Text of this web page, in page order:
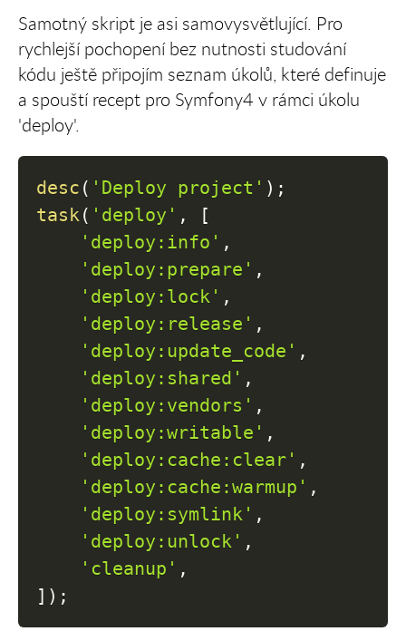
Samotný skript je asi samovysvětlující. Pro
rychlejší pochopení bez nutnosti studování
kódu ještě připojím seznam úkolů, které definuje
a spouští recept pro Symfony4 v rámci úkolu
'deploy'.
desc ( 'Deploy project' ) ;
task( 'deploy' ,
[
'deploy:info' ,
'deploy:prepare' ,
'deploy:lock' ,
'deploy:release' ,
'deploy:update_code' ,
'deploy:shared' ,
'deploy:vendors' ,
'deploy:writable' ,
'deploy:cache:clear' ,
'deploy:cache:warmup' ,
'deploy:symlink' ,
'deploy:unlock' ,
'cleanup' ,
] ) ;